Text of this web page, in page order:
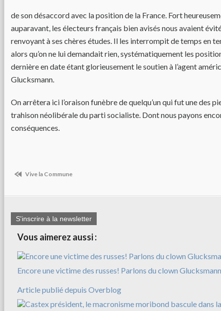
de son désaccord avec la position de la France. Fort
auparavant, les électeurs français bien avisés nous avaient
renvoyant à ses chères études. Il les interrompit de temps en
alors qu’on ne lui demandait rien, systématiquement les
dernière en date étant glorieusement le soutien à l’agent
Glucksmann.
On arrêtera ici l’oraison funèbre de quelqu’un qui fut une des
trahison néolibérale du parti socialiste. Dont nous payons
conséquences.
Vive la Commune
S'inscrire à la newsletter
Vous aimerez aussi :
Encore une victime des russes! Parlons du clown Glucksmann
Article publié depuis Overblog